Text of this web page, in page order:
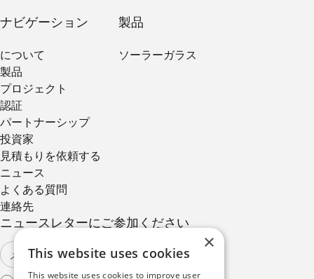
ナビゲーション
について
製品
プロジェクト
認証
パートナーシップ
投資家
見積もりを依頼する
ニュース
よくある質問
連絡先
製品
ソーラーガラス
ニュースレターにご参加ください
×
This website uses cookies
This website uses cookies to improve user